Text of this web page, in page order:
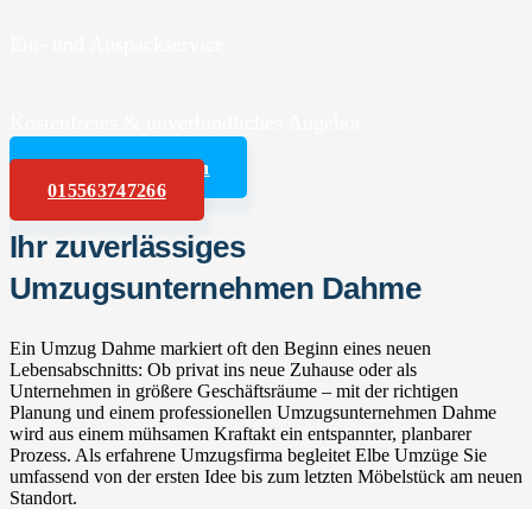
Angebot anfordern
015563747266
Ihr zuverlässiges
Umzugsunternehmen Dahme
Ein Umzug Dahme markiert oft den Beginn eines neuen
Lebensabschnitts: Ob privat ins neue Zuhause oder als
Unternehmen in größere Geschäftsräume – mit der richtigen
Planung und einem professionellen Umzugsunternehmen Dahme
wird aus einem mühsamen Kraftakt ein entspannter, planbarer
Prozess. Als erfahrene Umzugsfirma begleitet Elbe Umzüge Sie
umfassend von der ersten Idee bis zum letzten Möbelstück am neuen
Standort.